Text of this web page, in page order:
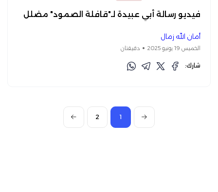
فيديو رسالة أبي عبيدة لـ"قافلة الصمود" مضلل
أمان الله زمال
الخميس 19 يونيو 2025 دقيقتان
شارك:
1
2